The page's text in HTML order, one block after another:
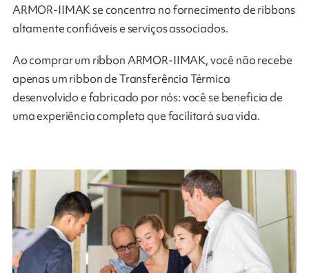
ARMOR-IIMAK se concentra no fornecimento de ribbons
altamente confiáveis ​​e serviços associados.
Ao comprar um ribbon ARMOR-IIMAK, você não recebe
apenas um ribbon de Transferência Térmica
desenvolvido e fabricado por nós: você se beneficia de
uma experiência completa que facilitará sua vida.